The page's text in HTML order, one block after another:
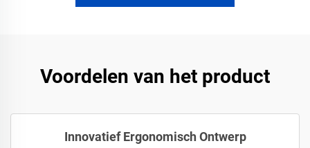
Voordelen van het product
Innovatief Ergonomisch Ontwerp